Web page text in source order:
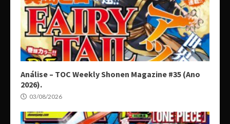
Análise – TOC Weekly Shonen Magazine #35 (Ano
2026).
03/08/2026